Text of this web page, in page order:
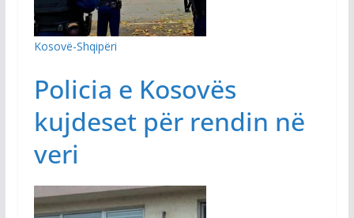
Kosovë-Shqipëri
Policia e Kosovës
kujdeset për rendin në
veri